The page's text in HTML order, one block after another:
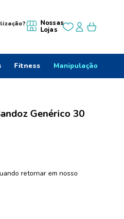
Nossas
Lojas
Fitness Manipulação
Genérico 30